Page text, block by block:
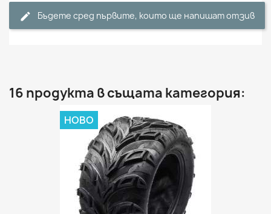
Бъдете сред първите, които ще напишат отзив
16 продукта в същата категория:
НОВО